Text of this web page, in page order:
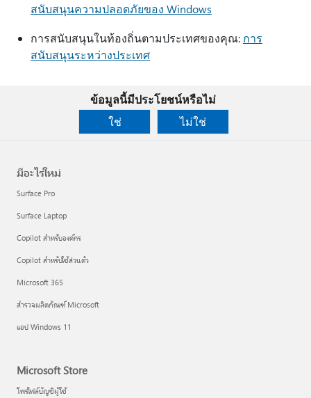
สนับสนุนความปลอดภัยของ Windows
การสนับสนุนในท้องถิ่นตามประเทศของคุณ: การ
สนับสนุนระหว่างประเทศ
ข้อมูลนี้มีประโยชน์หรือไม่
ใช่
ไม่ใช่
มีอะไรใหม่
Surface Pro
Surface Laptop
Copilot สำหรับองค์กร
Copilot สำหรับใช้ส่วนตัว
Microsoft 365
สำรวจผลิตภัณฑ์ Microsoft
แอป Windows 11
Microsoft Store
โพรไฟล์บัญชีผู้ใช้